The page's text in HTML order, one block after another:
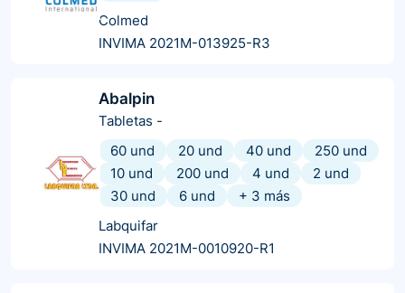
Colmed
INVIMA 2021M-013925-R3
Abalpin
Tabletas -
60 und
20 und 40 und
250 und
10 und
200 und 4 und
2 und
30 und
6 und + 3 más
Labquifar
INVIMA 2021M-0010920-R1